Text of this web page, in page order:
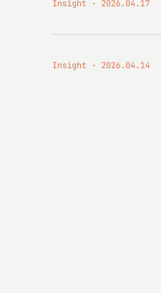
Insight 2026.04.17
Insight 2026.04.14